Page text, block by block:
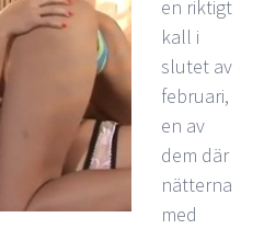
en riktigt
kall i
slutet av
februari,
en av
dem där
nätterna
med